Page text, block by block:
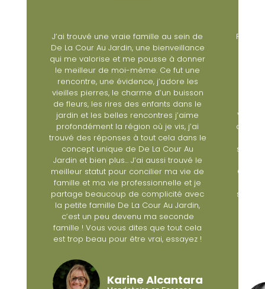
Rien de tel que le témoignage d’une de
mes clientes : « J'avais contacté
plusieurs agences afin de vendre un
studio situé dans le 8eme refait à neuf
et j’étais à la recherche d’un 3 pièces.
Je me suis adressée à plusieurs
agences situées dans le quartier
Villiers, car c'est là que j'avais l'intention
d'acheter un appartement ; aucune des
agences contactées n'avait donné
suite à ma demande, sans doute n'ont-
elles pas pris au sérieux ma requête.
Cécile Tournois m’a été recommandée
et j’ai beaucoup apprécié, elle a la
seule à me donner un rendez-vous afin
de visiter et estimer mon studio. Non
seulement il a été vendu très
rapidement et au prix et elle a
également trouvé l’appartement de
même dans ma rue préférée